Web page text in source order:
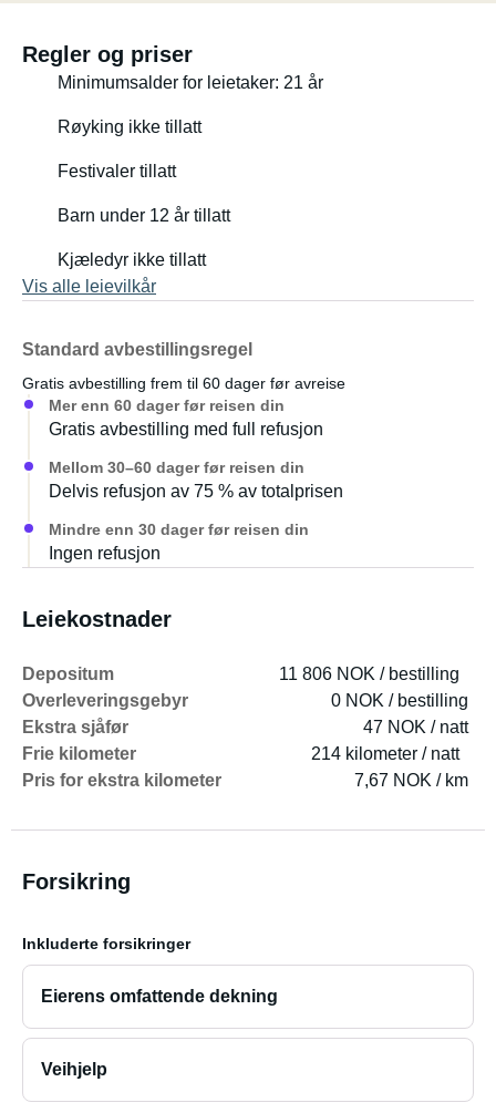
Regler og priser
Minimumsalder for leietaker: 21 år
Røyking ikke tillatt
Festivaler tillatt
Barn under 12 år tillatt
Kjæledyr ikke tillatt
Vis alle leievilkår
Standard avbestillingsregel
Gratis avbestilling frem til 60 dager før avreise
Mer enn 60 dager før reisen din
Gratis avbestilling med full refusjon
Mellom 30–60 dager før reisen din
Delvis refusjon av 75 % av totalprisen
Mindre enn 30 dager før reisen din
Ingen refusjon
Leiekostnader
Depositum
11 806 NOK / bestilling
Overleveringsgebyr
0 NOK / bestilling
Ekstra sjåfør
47 NOK / natt
Frie kilometer
214 kilometer / natt
Pris for ekstra kilometer
7,67 NOK / km
Forsikring
Inkluderte forsikringer
Eierens omfattende dekning
Veihjelp